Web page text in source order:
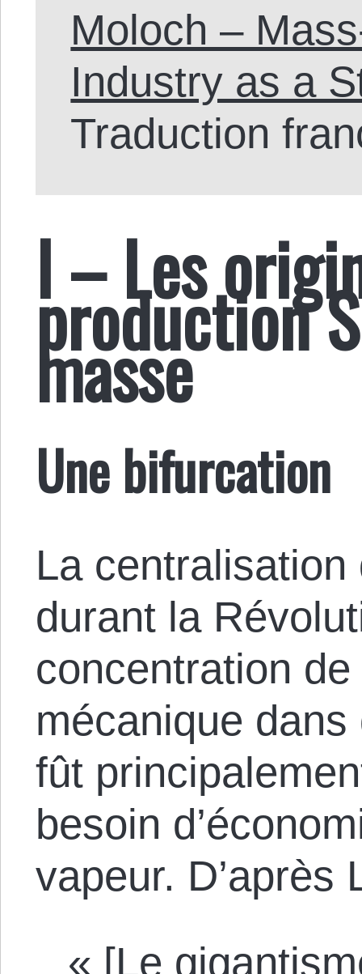
Moloch –
Industry as a
Traduction
I – Les
production
masse
Une bifurcation
La
durant la
concentration
mécanique
fût
besoin
vapeur. D’après
« [Le